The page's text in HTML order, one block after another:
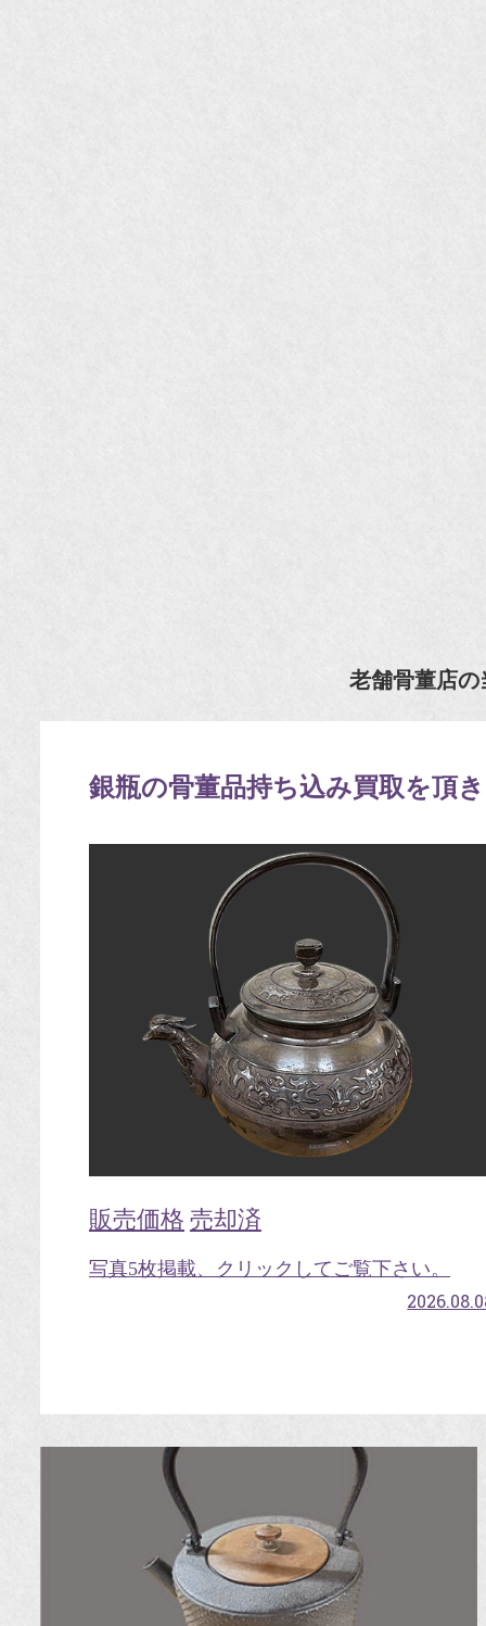
老舗骨董店の
銀瓶の骨董品持ち込み買取を頂
販売価格 売却済
写真5枚掲載、クリックしてご覧下さい。